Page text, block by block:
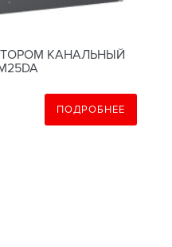
КАНАЛЬНЫЙ
ПОДРОБНЕЕ